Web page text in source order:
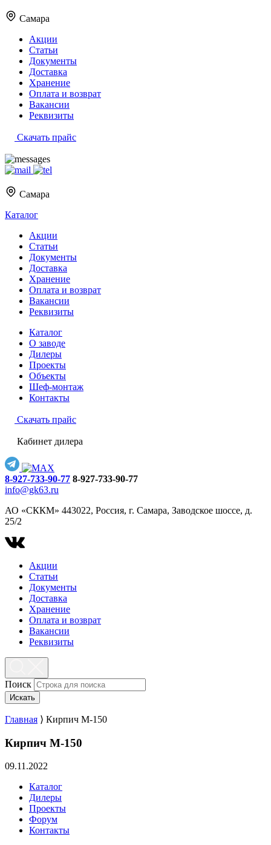
Самара
Акции
Статьи
Документы
Доставка
Хранение
Оплата и возврат
Вакансии
Реквизиты
Скачать прайс
Самара
Каталог
Акции
Статьи
Документы
Доставка
Хранение
Оплата и возврат
Вакансии
Реквизиты
Каталог
О заводе
Дилеры
Проекты
Объекты
Шеф-монтаж
Контакты
Скачать прайс
Кабинет дилера
8-927-733-90-77 8-927-733-90-77
info@gk63.ru
АО «СККМ» 443022, Россия, г. Самара, Заводское шоссе, д.
25/2
Акции
Статьи
Документы
Доставка
Хранение
Оплата и возврат
Вакансии
Реквизиты
Поиск
Искать
Главная ⟩ Кирпич М-150
Кирпич М-150
09.11.2022
Каталог
Дилеры
Проекты
Форум
Контакты